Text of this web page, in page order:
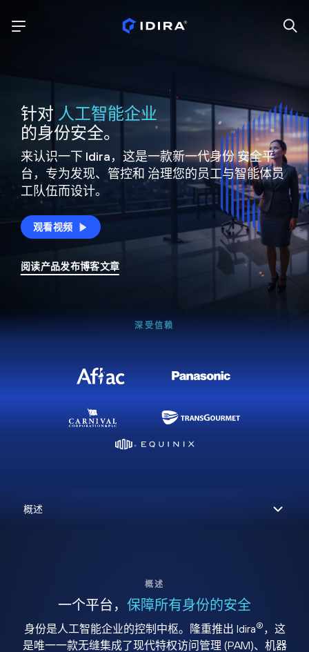
针对 人工智能企业
的身份安全。
来认识一下 Idira，这是一款新一代身份安全平
台，专为发现、管控和 治理您的员工与智能体员
工队伍而设计。
观看视频
阅读产品发布博客文章
深受信赖
概述
一个平台， 保障所有身份的安全
身份是人工智能企业的控制中枢。隆重推出 Idira® ，这
是唯一一款无缝集成了现代特权访问管理 (PAM)、机器